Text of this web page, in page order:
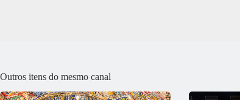
Outros itens do mesmo canal